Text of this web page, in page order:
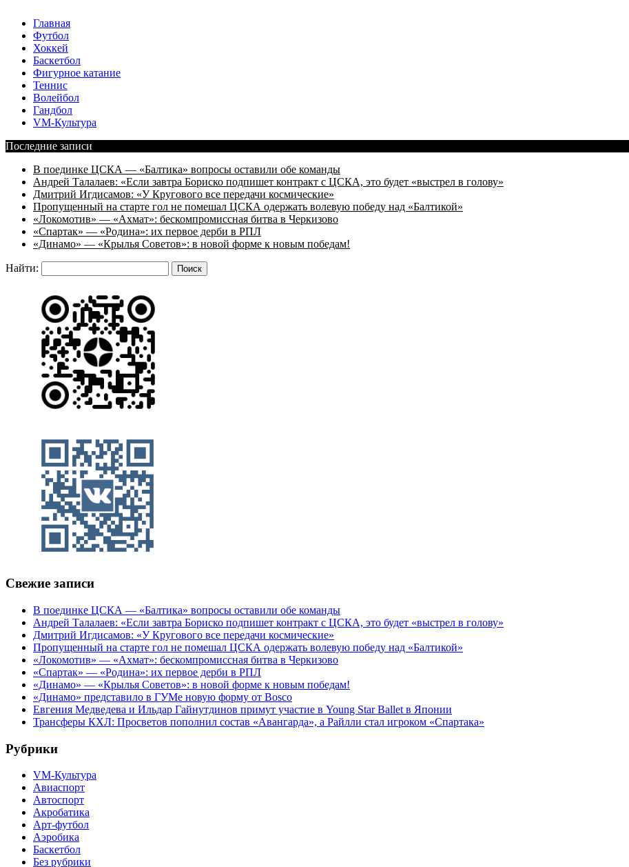
Главная
Футбол
Хоккей
Баскетбол
Фигурное катание
Теннис
Волейбол
Гандбол
VM-Культура
Последние записи
В поединке ЦСКА — «Балтика» вопросы оставили обе команды
Андрей Талалаев: «Если завтра Бориско подпишет контракт с ЦСКА, это будет «выстрел в голову»
Дмитрий Игдисамов: «У Кругового все передачи космические»
Пропущенный на старте гол не помешал ЦСКА одержать волевую победу над «Балтикой»
«Локомотив» — «Ахмат»: бескомпромиссная битва в Черкизово
«Спартак» — «Родина»: их первое дерби в РПЛ
«Динамо» — «Крылья Советов»: в новой форме к новым победам!
Найти:
Свежие записи
В поединке ЦСКА — «Балтика» вопросы оставили обе команды
Андрей Талалаев: «Если завтра Бориско подпишет контракт с ЦСКА, это будет «выстрел в голову»
Дмитрий Игдисамов: «У Кругового все передачи космические»
Пропущенный на старте гол не помешал ЦСКА одержать волевую победу над «Балтикой»
«Локомотив» — «Ахмат»: бескомпромиссная битва в Черкизово
«Спартак» — «Родина»: их первое дерби в РПЛ
«Динамо» — «Крылья Советов»: в новой форме к новым победам!
«Динамо» представило в ГУМе новую форму от Bosco
Евгения Медведева и Ильдар Гайнутдинов примут участие в Young Star Ballet в Японии
Трансферы КХЛ: Просветов пополнил состав «Авангарда», а Райлли стал игроком «Спартака»
Рубрики
VM-Культура
Авиаспорт
Автоспорт
Акробатика
Арт-футбол
Аэробика
Баскетбол
Без рубрики